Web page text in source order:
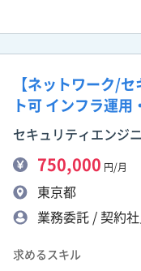
【ネットワーク/
ト可 インフラ運用
セキュリティエンジ
750,000 円/月
東京都
業務委託 / 契約社
求めるスキル